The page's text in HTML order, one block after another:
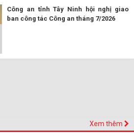
Công an tỉnh Tây Ninh hội nghị giao
ban công tác Công an tháng 7/2026
Xem thêm